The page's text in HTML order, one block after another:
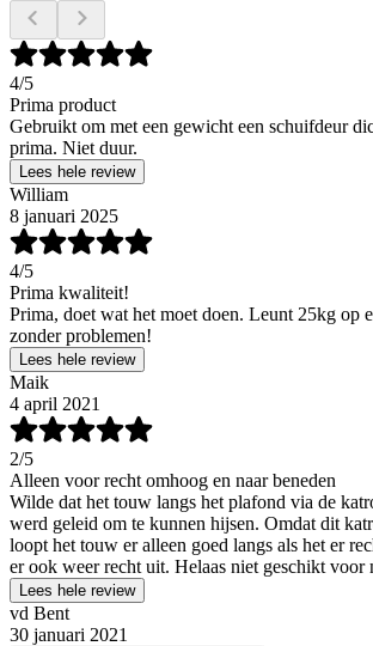
4/5
Prima product
Gebruikt om met een gewicht een schuifdeur
prima. Niet duur.
Lees hele review
William
8 januari 2025
4/5
Prima kwaliteit!
Prima, doet wat het moet doen. Leunt 25kg op
zonder problemen!
Lees hele review
Maik
4 april 2021
2/5
Alleen voor recht omhoog en naar beneden
Wilde dat het touw langs het plafond via de
werd geleid om te kunnen hijsen. Omdat dit
loopt het touw er alleen goed langs als het er
er ook weer recht uit. Helaas niet geschikt voor
Lees hele review
vd Bent
30 januari 2021